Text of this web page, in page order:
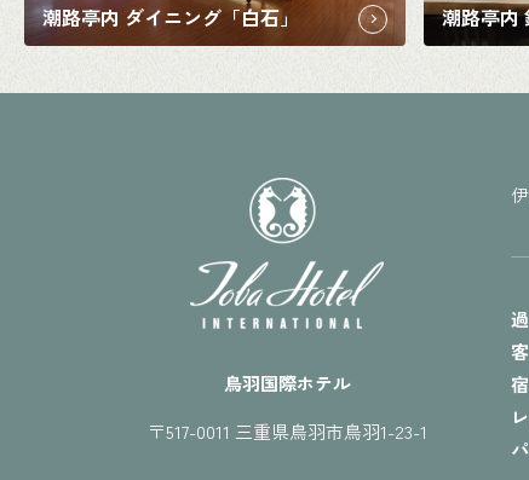
潮路亭内 ダイニング「白石」 潮路亭内
鳥羽国際ホテル
〒517-0011 三重県鳥羽市鳥羽1-23-1